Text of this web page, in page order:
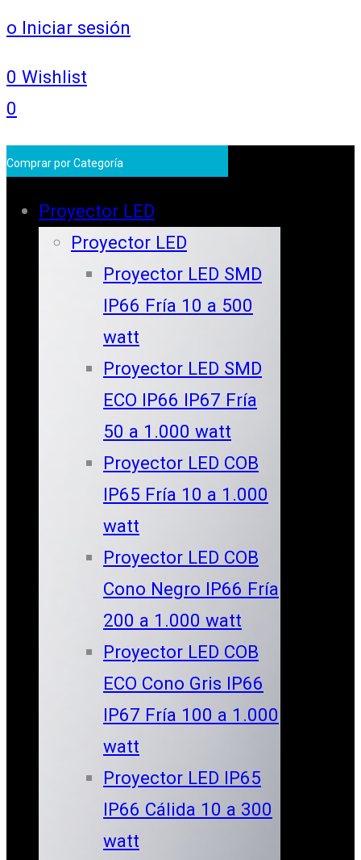
o Iniciar sesión
0 Wishlist
0
Comprar por Categoría
Proyector LED
Proyector LED
Proyector LED SMD
IP66 Fría 10 a 500
watt
Proyector LED SMD
ECO IP66 IP67 Fría
50 a 1.000 watt
Proyector LED COB
IP65 Fría 10 a 1.000
watt
Proyector LED COB
Cono Negro IP66 Fría
200 a 1.000 watt
Proyector LED COB
ECO Cono Gris IP66
IP67 Fría 100 a 1.000
watt
Proyector LED IP65
IP66 Cálida 10 a 300
watt